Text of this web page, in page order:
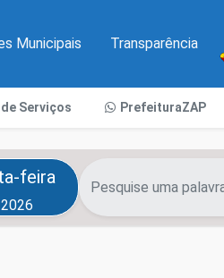
Municipais Transparência
Serviços PrefeituraZAP
feira